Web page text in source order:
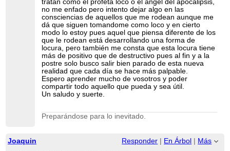
tratan como el profeta loco o el angel del apocalipsis,
no me enfado pero intento dejar algo en las
consciencias de aquellos que me rodean aunque me
dá que siguen tomandome como loco y en cierto
modo lo estoy pues aquel que piensa diferente de los
que le rodean está desarrollando una forma de
locura, pero también me consta que esta locura tiene
más de positivo que de destructivo pues al fin y a la
postre solo busco salir bien parado de esta nueva
realidad que cada día se hace más palpable.
Espero aprender mucho de vosotros y poder
compartir todo aquello que pueda y sea útil.
Un saludo y suerte.
Preparándose para lo inevitado.
Joaquin Responder En Árbol
Más